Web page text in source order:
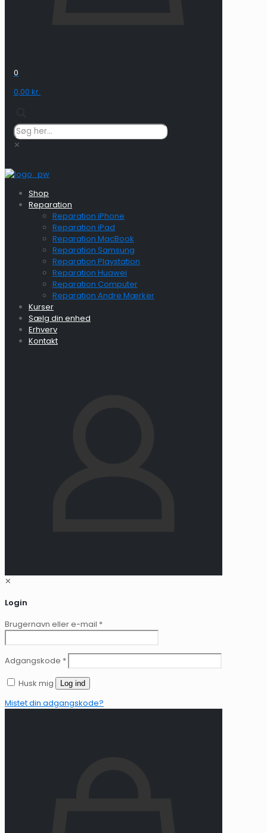
0
0,00 kr.
✕
Shop
Reparation
Reparation iPhone
Reparation iPad
Reparation MacBook
Reparation Samsung
Reparation Playstation
Reparation Huawei
Reparation Computer
Reparation Andre Mærker
Kurser
Sælg din enhed
Erhverv
Kontakt
✕
Login
Brugernavn eller e-mail *
Adgangskode *
Husk mig
Log ind
Mistet din adgangskode?